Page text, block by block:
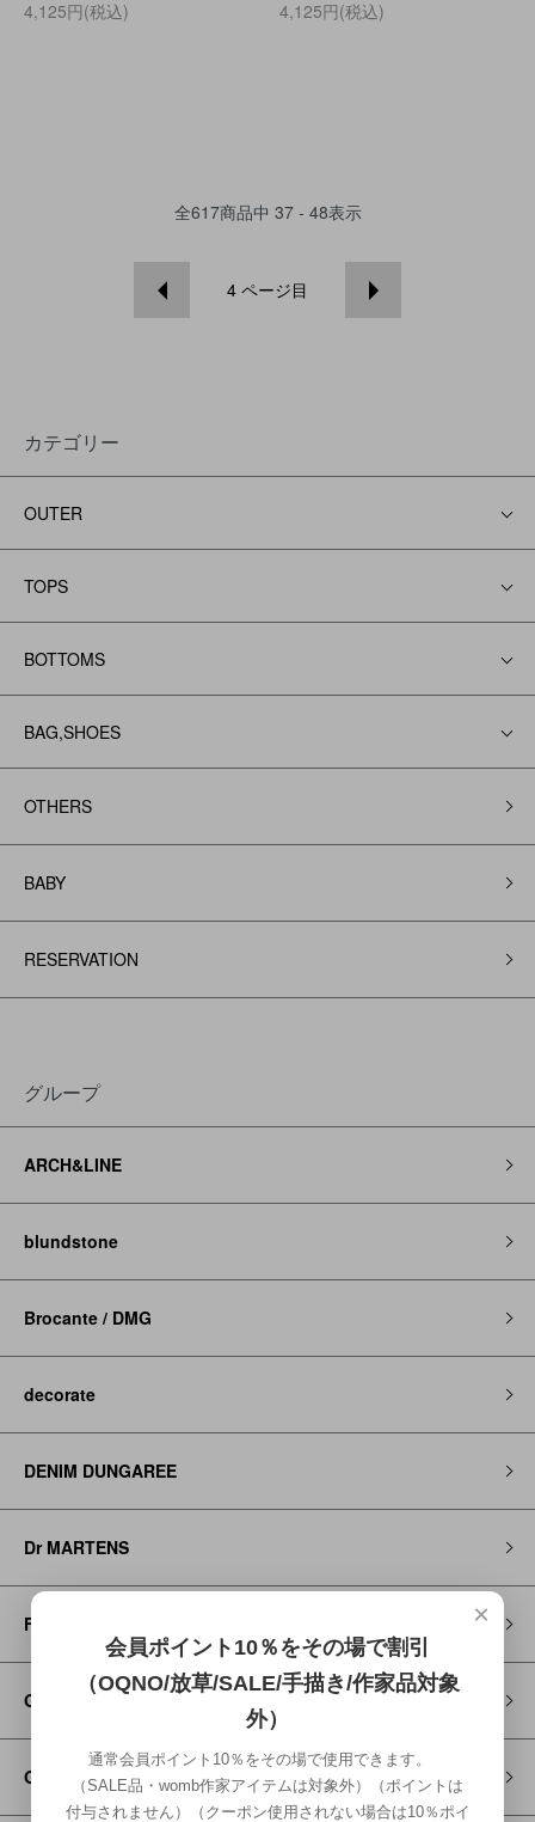
4,125円(税込) 4,125円(税込)
全617商品中 37 - 48表示
4 ページ目
カテゴリー
OUTER
TOPS
BOTTOMS
BAG,SHOES
OTHERS
BABY
RESERVATION
グループ
ARCH&LINE
blundstone
Brocante / DMG
decorate
DENIM DUNGAREE
Dr MARTENS
FITH
Go to Hollywood
GRAMICCI
×
会員ポイント10％をその場で割引
（OQNO/放草/SALE/手描き/作家品対象
外）
通常会員ポイント10％をその場で使用できます。
（SALE品・womb作家アイテムは対象外）（ポイントは
付与されません）（クーポン使用されない場合は10％ポイ